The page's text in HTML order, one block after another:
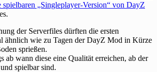
spielbaren „Singleplayer-Version“ von DayZ
der Serverfiles dürften die ersten
ähnlich wie zu Tagen der DayZ Mod in Kürze
sprießen.
ab wann diese eine Qualität erreichen, ab der
spielbar sind.